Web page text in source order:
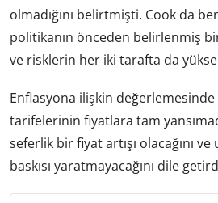
olmadığını belirtmişti. Cook da
politikanın önceden belirlenmiş
ve risklerin her iki tarafta da
Enflasyona ilişkin değerlemesinde
tarifelerinin fiyatlara tam
seferlik bir fiyat artışı olacağını
baskısı yaratmayacağını dile